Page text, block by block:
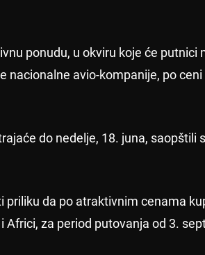
ponudu, u okviru koje će putnici
nacionalne avio-kompanije, po
do nedelje, 18. juna, saopštili
priliku da po atraktivnim cenama
Africi, za period putovanja od 3.